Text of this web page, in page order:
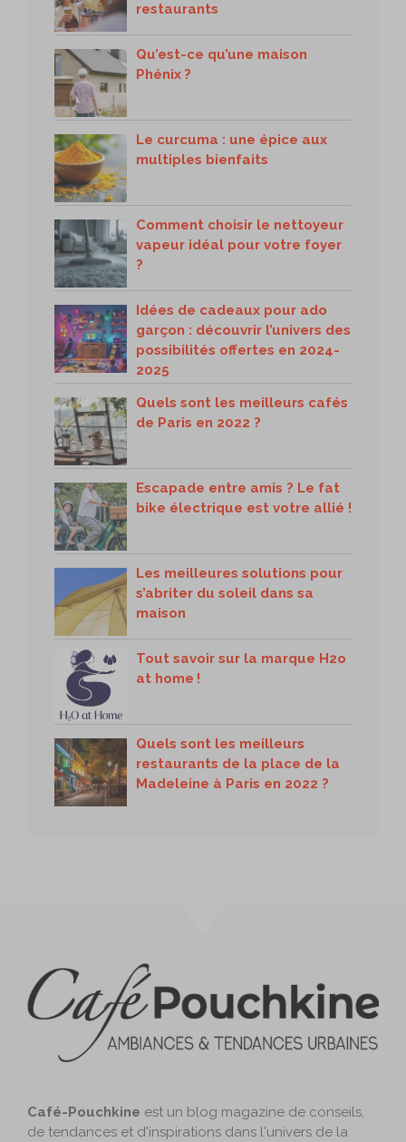
restaurants
Qu’est-ce qu’une maison
Phénix ?
Le curcuma : une épice aux
multiples bienfaits
Comment choisir le nettoyeur
vapeur idéal pour votre foyer
?
Idées de cadeaux pour ado
garçon : découvrir l’univers des
possibilités offertes en 2024-
2025
Quels sont les meilleurs cafés
de Paris en 2022 ?
Escapade entre amis ? Le fat
bike électrique est votre allié !
Les meilleures solutions pour
s’abriter du soleil dans sa
maison
Tout savoir sur la marque H2o
at home !
Quels sont les meilleurs
restaurants de la place de la
Madeleine à Paris en 2022 ?
Café-Pouchkine est un blog magazine de conseils,
de tendances et d'inspirations dans l'univers de la